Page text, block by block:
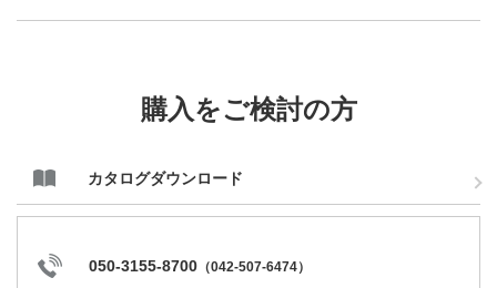
購入をご検討の方
カタログダウンロード
050-3155-8700 （042-507-6474）